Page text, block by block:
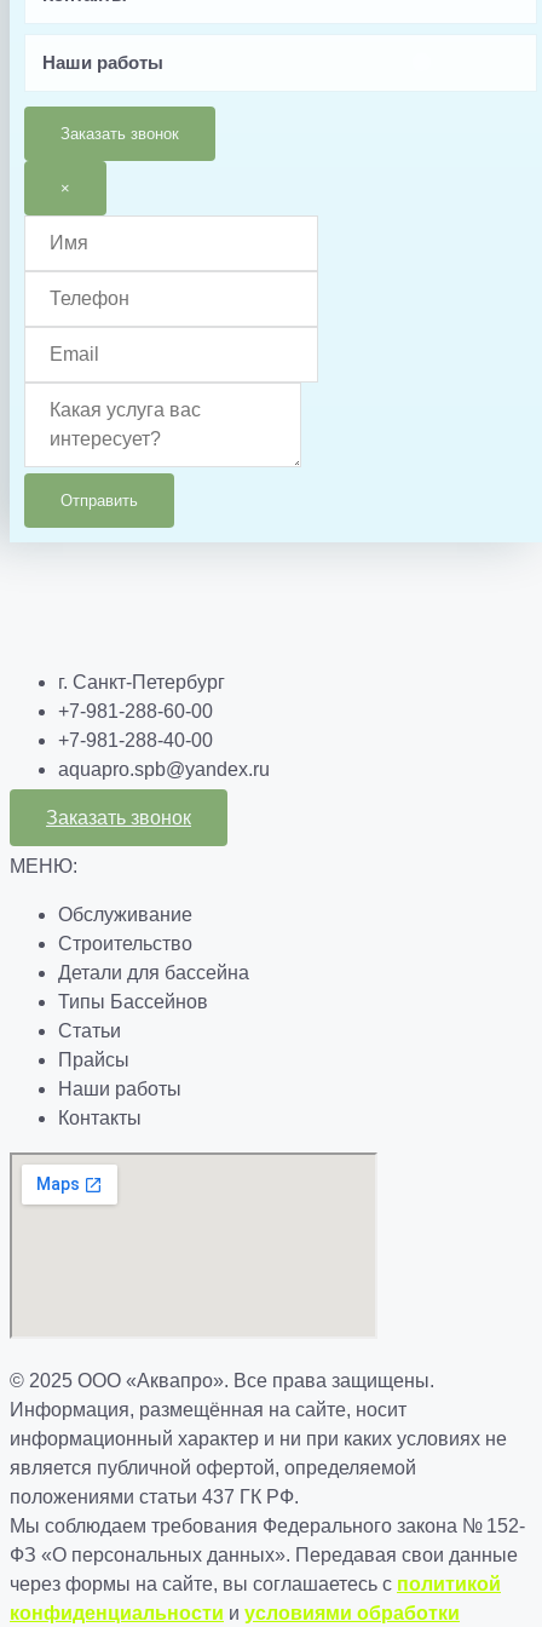
Наши работы
Заказать звонок
×
Отправить
г. Санкт-Петербург
+7-981-288-60-00
+7-981-288-40-00
aquapro.spb@yandex.ru
Заказать звонок
МЕНЮ:
Обслуживание
Строительство
Детали для бассейна
Типы Бассейнов
Статьи
Прайсы
Наши работы
Контакты
© 2025 ООО «Аквапро». Все права защищены.
Информация, размещённая на сайте, носит
информационный характер и ни при каких условиях не
является публичной офертой, определяемой
положениями статьи 437 ГК РФ.
Мы соблюдаем требования Федерального закона № 152-
ФЗ «О персональных данных». Передавая свои данные
через формы на сайте, вы соглашаетесь с политикой
конфиденциальности и условиями обработки